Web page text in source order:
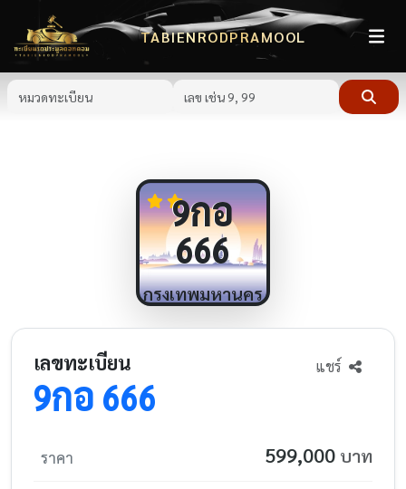
TABIENRODPRAMOOL
9กอ
666
กรุงเทพมหานคร
เลขทะเบียน
9กอ 666
แชร์
ราคา 599,000 บาท